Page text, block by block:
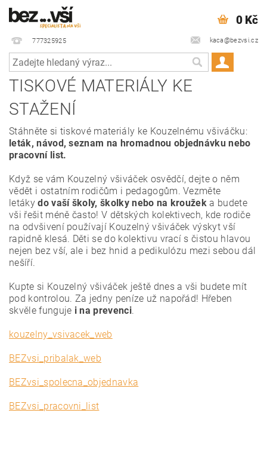
777325925 kaca@bezvsi.cz
0 Kč
TISKOVÉ MATERIÁLY KE
STAŽENÍ
Stáhněte si tiskové materiály ke Kouzelnému všiváčku:
leták, návod, seznam na hromadnou objednávku nebo
pracovní list.
Když se vám Kouzelný všiváček osvědčí, dejte o něm
vědět i ostatním rodičům i pedagogům. Vezměte
letákydo vaší školy, školky nebo na kroužek a budete
vši řešit méně často! V dětských kolektivech, kde rodiče
na odvšivení používají Kouzelný všiváček výskyt vší
rapidně klesá. Děti se do kolektivu vrací s čistou hlavou
nejen bez vší, ale i bez hnid a pedikulózu mezi sebou dál
nešíří.
Kupte si Kouzelný všiváček ještě dnes a vši budete mít
pod kontrolou. Za jedny peníze už napořád! Hřeben
skvěle funguje i na prevenci.
kouzelny_vsivacek_web
BEZvsi_pribalak_web
BEZvsi_spolecna_objednavka
BEZvsi_pracovni_list